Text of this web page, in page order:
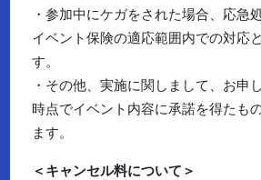
・参加中にケガをされた場合、応急
イベント保険の適応範囲内での対応
す。
・その他、実施に関しまして、お申
時点でイベント内容に承諾を得たも
ます。
＜キャンセル料について＞